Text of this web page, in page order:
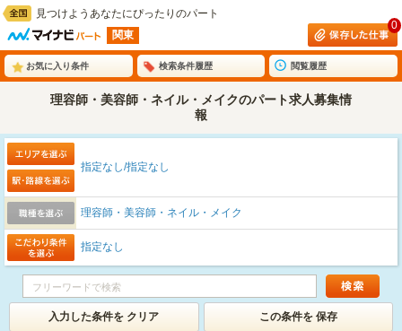
見つけようあなたにぴったりのパート
関東
0
お気に入り条件 検索条件履歴 閲覧履歴
理容師・美容師・ネイル・メイクのパート求人募集情
報
指定なし/指定なし
理容師・美容師・ネイル・メイク
指定なし
入力した条件を クリア この条件を 保存